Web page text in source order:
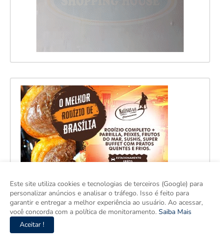
Este site utiliza cookies e tecnologias de terceiros (Google) para
personalizar anúncios e analisar o tráfego. Isso é feito para
garantir e entregar a melhor experiência ao usuário. Ao acessar,
você concorda com a política de monitoramento. Saiba Mais
Aceitar !